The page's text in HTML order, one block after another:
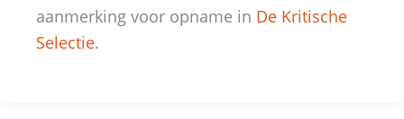
aanmerking voor opname in De Kritische
Selectie.